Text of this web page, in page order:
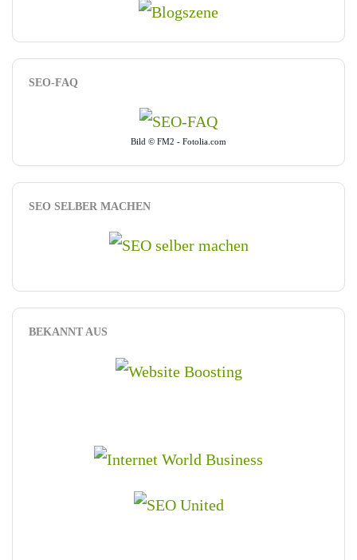
SEO-FAQ
Bild © FM2 - Fotolia.com
SEO SELBER MACHEN
BEKANNT AUS